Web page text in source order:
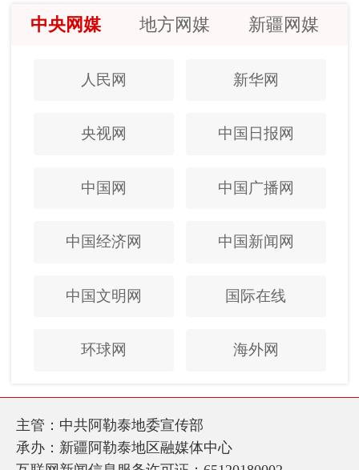
中央网媒 地方网媒 新疆网媒
人民网 新华网
央视网 中国日报网
中国网 中国广播网
中国经济网 中国新闻网
中国文明网 国际在线
环球网 海外网
主管：中共阿勒泰地委宣传部
承办：新疆阿勒泰地区融媒体中心